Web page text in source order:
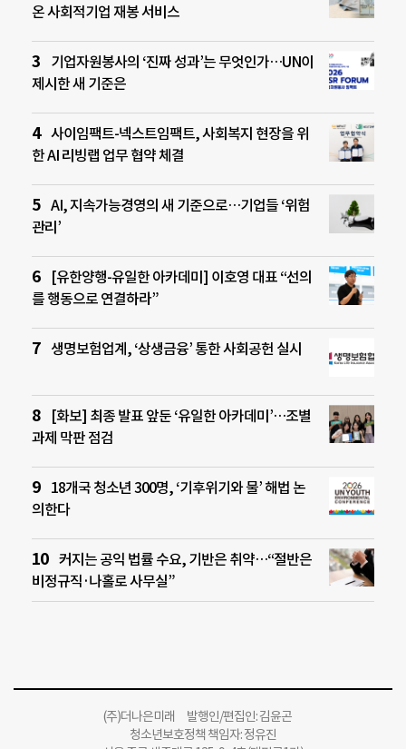
온 사회적기업 재봉 서비스
기업자원봉사의 ‘진짜 성과’는 무엇인가…UN이
제시한 새 기준은
사이임팩트-넥스트임팩트, 사회복지 현장을 위
한 AI 리빙랩 업무 협약 체결
AI, 지속가능경영의 새 기준으로…기업들 ‘위험
관리’
[유한양행-유일한 아카데미] 이호영 대표 “선의
를 행동으로 연결하라”
생명보험업계, ‘상생금융’ 통한 사회공헌 실시
[화보] 최종 발표 앞둔 ‘유일한 아카데미’…조별
과제 막판 점검
18개국 청소년 300명, ‘기후위기와 물’ 해법 논
의한다
커지는 공익 법률 수요, 기반은 취약…“절반은
비정규직·나홀로 사무실”
(주)더나은미래 발행인/편집인: 김윤곤
청소년보호정책 책임자: 정유진